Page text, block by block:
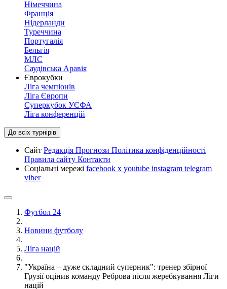
Німеччина
Франція
Нідерланди
Туреччина
Португалія
Бельгія
МЛС
Саудівська Аравія
Єврокубки
Ліга чемпіонів
Ліга Європи
Суперкубок УЄФА
Ліга конференцій
До всіх турнірів
Сайт Редакція Прогнози Політика конфіденційності
Правила сайту Контакти
Соціальні мережі facebook x youtube instagram telegram
viber
Футбол 24
Новини футболу
Ліга націй
"Україна – дуже складний суперник": тренер збірної
Грузії оцінив команду Реброва після жеребкування Ліги
націй